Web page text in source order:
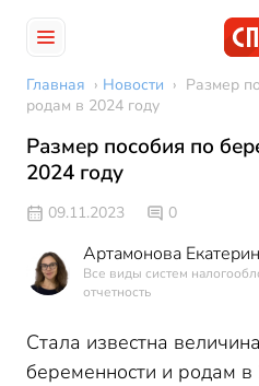
Главная › Новости › Размер
родам в 2024 году
Размер пособия по
2024 году
09.11.2023 0
Артамонова
Все виды систем
отчетность
Стала известна
беременности и родам в